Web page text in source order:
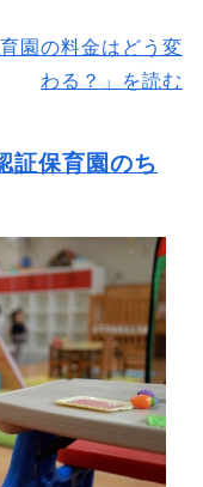
園の料金はどう変
わる？」を読む
証保育園のち